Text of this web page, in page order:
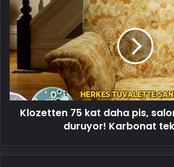
75
kat
daha
pis,
salonda
baş
köşede
duruyor!
Karbonat
Klozetten 75 kat daha pis,
duruyor! Karbonat